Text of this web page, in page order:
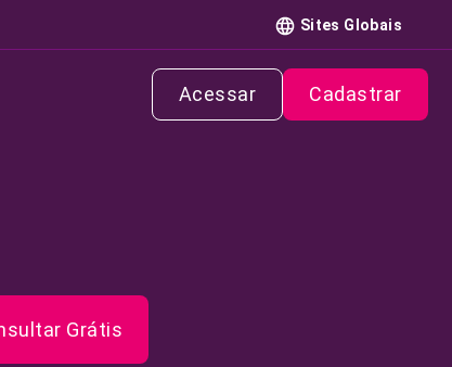
Sites Globais
Acessar Cadastrar
Grátis